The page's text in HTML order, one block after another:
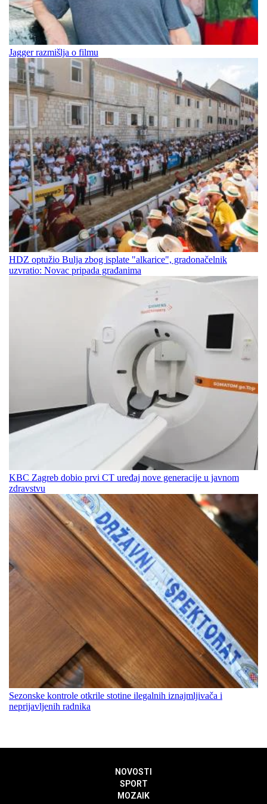
Jagger razmišlja o filmu
HDZ optužio Bulja zbog isplate "alkarice", gradonačelnik
uzvratio: Novac pripada građanima
KBC Zagreb dobio prvi CT uređaj nove generacije u javnom
zdravstvu
Sezonske kontrole otkrile stotine ilegalnih iznajmljivača i
neprijavljenih radnika
NOVOSTI
SPORT
MOZAIK